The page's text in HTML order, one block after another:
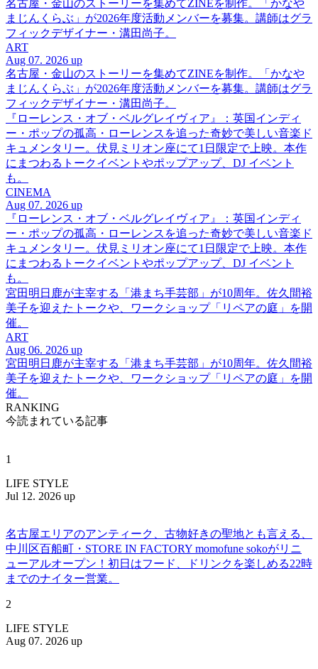
名古屋・金山のストーリーを集めてZINEを制作。「かなや
まじんくらぶ」が2026年度活動メンバーを募集。講師はグラ
フィックデザイナー・溝田尚子。
ART
Aug 07. 2026 up
名古屋・金山のストーリーを集めてZINEを制作。「かなや
まじんくらぶ」が2026年度活動メンバーを募集。講師はグラ
フィックデザイナー・溝田尚子。
『ローレンス・オブ・ベルグレイヴィア』：英国インディ
ー・ポップの孤高・ローレンスを追った奇妙で美しい音楽ド
キュメンタリー。伏見ミリオン座にて1日限定で上映。本作
にまつわるトークイベントやポップアップ、DJ イベント
も。
CINEMA
Aug 07. 2026 up
『ローレンス・オブ・ベルグレイヴィア』：英国インディ
ー・ポップの孤高・ローレンスを追った奇妙で美しい音楽ド
キュメンタリー。伏見ミリオン座にて1日限定で上映。本作
にまつわるトークイベントやポップアップ、DJ イベント
も。
宮田明日鹿が主宰する「港まち手芸部」が10周年。佐久間裕
美子を迎えたトークや、ワークショップ「リペアの庭」を開
催。
ART
Aug 06. 2026 up
宮田明日鹿が主宰する「港まち手芸部」が10周年。佐久間裕
美子を迎えたトークや、ワークショップ「リペアの庭」を開
催。
RANKING
今読まれている記事
1
LIFE STYLE
Jul 12. 2026 up
名古屋エリアのアンティーク、古物好きの聖地とも言える、
中川区百船町・STORE IN FACTORY momofune sokoがリニ
ューアルオープン！初日はフード、ドリンクを楽しめる22時
までのナイター営業。
2
LIFE STYLE
Aug 07. 2026 up